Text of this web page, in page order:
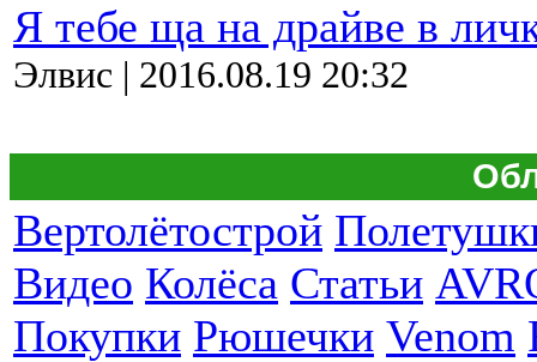
Я тебе ща на драйве в
Элвис | 2016.08.19 20:32
Вертолётострой
Видео Колёса Статьи
Покупки Рюшечки Venom